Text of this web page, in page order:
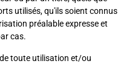
utilisés, qu'ils soient connus
préalable expresse et
cas.
toute utilisation et/ou